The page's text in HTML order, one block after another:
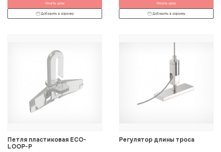
Узнать цену
Добавить в корзину
Узнать цену
Добавить в корзину
Петля пластиковая ECO-
LOOP-P
Регулятор длины троса